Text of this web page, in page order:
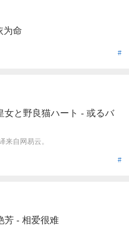
为命
#
女と野良猫ハート - 或るバ
来自网易云。
#
芳 - 相爱很难